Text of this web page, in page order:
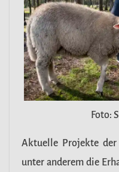
Foto:
Aktuelle Projekte
unter anderem die